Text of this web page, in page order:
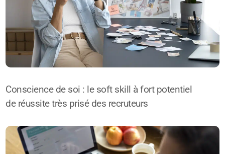
Conscience de soi : le soft skill à fort potentiel
de réussite très prisé des recruteurs